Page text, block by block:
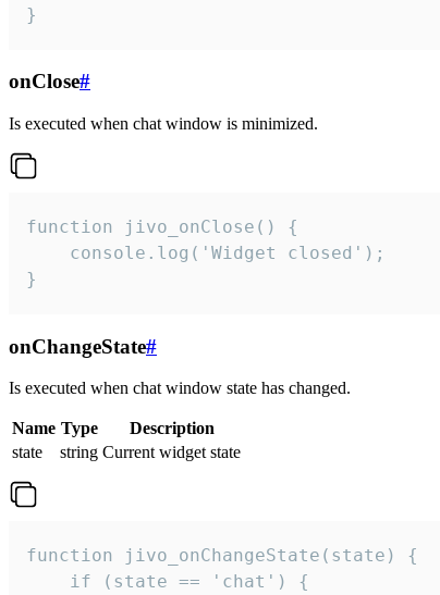
}
onClose#
Is executed when chat window is minimized.
function jivo_onClose() {
    console.log('Widget closed');
}
onChangeState#
Is executed when chat window state has changed.
Name Type
Description
state
string Current widget state
function jivo_onChangeState(state) {
    if (state == 'chat') {